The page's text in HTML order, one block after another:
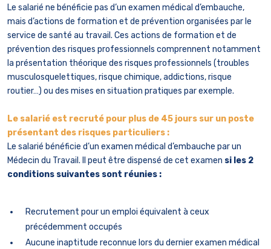
Le salarié ne bénéficie pas d’un examen médical d’embauche,
mais d’actions de formation et de prévention organisées par le
service de santé au travail. Ces actions de formation et de
prévention des risques professionnels comprennent notamment
la présentation théorique des risques professionnels (troubles
musculosquelettiques, risque chimique, addictions, risque
routier…) ou des mises en situation pratiques par exemple.
Le salarié est recruté pour plus de 45 jours sur un poste
présentant des risques particuliers :
Le salarié bénéficie d’un examen médical d’embauche par un
Médecin du Travail. Il peut être dispensé de cet examen si les 2
conditions suivantes sont réunies :
Recrutement pour un emploi équivalent à ceux
précédemment occupés
Aucune inaptitude reconnue lors du dernier examen médical